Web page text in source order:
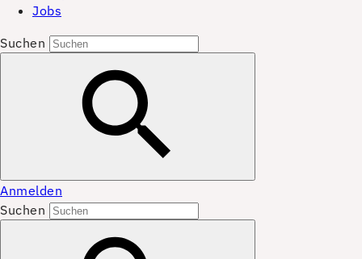
Jobs
Suchen
Anmelden
Suchen